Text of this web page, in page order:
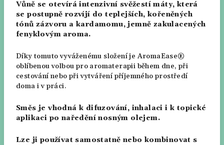
Vůně se otevírá intenzivní svěžestí máty, která
se postupně rozvíjí do teplejších, kořeněných
tónů zázvoru a kardamomu, jemně zakulacených
fenyklovým aroma.
Díky tomuto vyváženému složení je AromaEase®
oblíbenou volbou pro aromaterapii během dne, při
cestování nebo při vytváření příjemného prostředí
doma i v práci.
Směs je vhodná k difuzování, inhalaci i k topické
aplikaci po naředění nosným olejem.
Lze ji používat samostatně nebo kombinovat s